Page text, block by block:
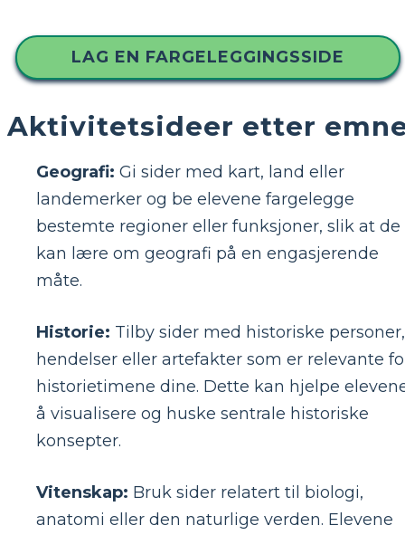
LAG EN FARGELEGGINGSSIDE
Aktivitetsideer etter
Geografi: Gi sider med kart, land eller
landemerker og be elevene fargelegge
bestemte regioner eller funksjoner, slik at de
kan lære om geografi på en engasjerende
måte.
Historie: Tilby sider med historiske personer,
hendelser eller artefakter som er relevante
historietimene dine. Dette kan hjelpe
å visualisere og huske sentrale historiske
konsepter.
Vitenskap: Bruk sider relatert til biologi,
anatomi eller den naturlige verden. Elevene